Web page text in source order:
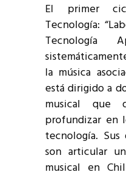
El primer
Tecnología:
Tecnología
la música
está dirigido a
musical que
profundizar en
tecnología.
son articular
musical en